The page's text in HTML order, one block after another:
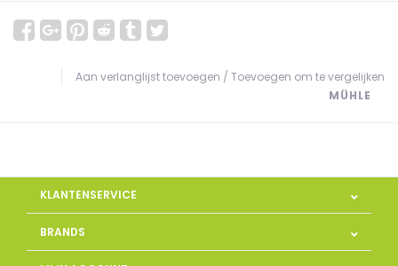
Aan verlanglijst toevoegen / Toevoegen om te vergelijken
MÜHLE
KLANTENSERVICE
BRANDS